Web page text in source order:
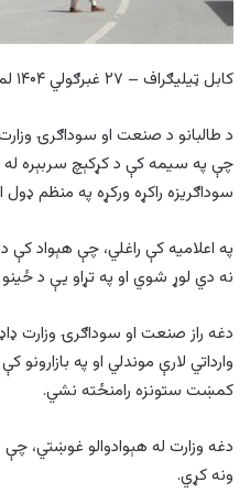
کابل ټیلیګراف – ۲۷ غبرګولي ۱۴۰۴ لمریز کال
د طالبانو د صنعت او سوداګرۍ
چې په سیمه کې د کړکېچ سربېره له
سوداګریزه راکړه ورکړه په منظم ډول
په اعلامیه کې راغلي، چې هېواد کې
نه دي لوړ شوي او په تړاو یې د
دغه راز صنعت او سوداګرۍ وزارت
وارداتي لارې موندلي او په بازارونو
کمښت ستونزه رامنځته نشي.
دغه وزارت له هېوادوالو غوښتي،
ونه کړي.